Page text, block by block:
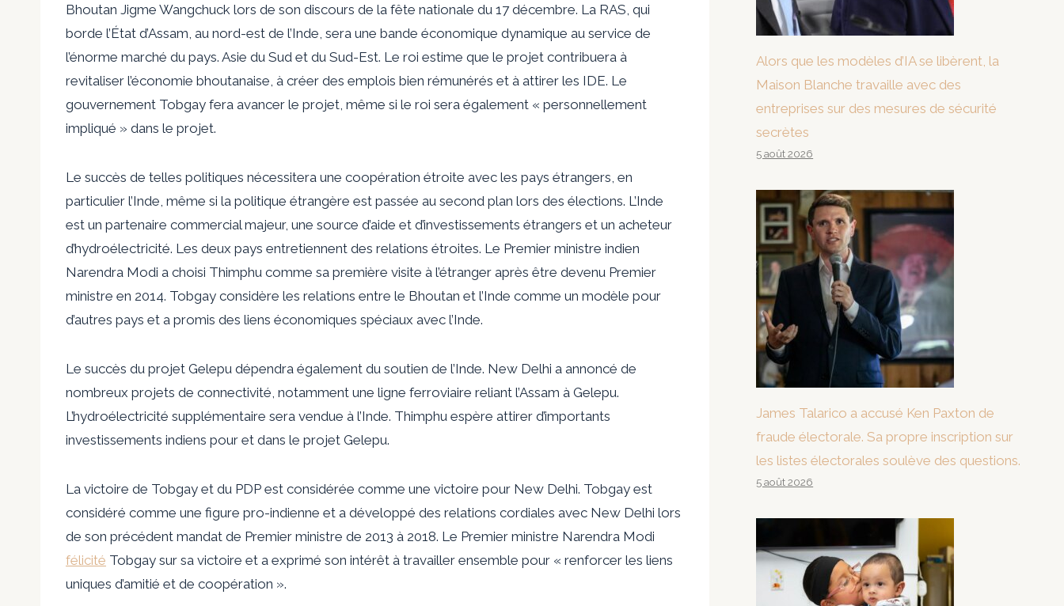
Bhoutan Jigme Wangchuck lors de son discours de la fête nationale du 17 décembre. La RAS, qui
borde l’État d’Assam, au nord-est de l’Inde, sera une bande économique dynamique au service de
l’énorme marché du pays. Asie du Sud et du Sud-Est. Le roi estime que le projet contribuera à
revitaliser l’économie bhoutanaise, à créer des emplois bien rémunérés et à attirer les IDE. Le
gouvernement Tobgay fera avancer le projet, même si le roi sera également « personnellement
impliqué » dans le projet.
Le succès de telles politiques nécessitera une coopération étroite avec les pays étrangers, en
particulier l’Inde, même si la politique étrangère est passée au second plan lors des élections. L’Inde
est un partenaire commercial majeur, une source d’aide et d’investissements étrangers et un acheteur
d’hydroélectricité. Les deux pays entretiennent des relations étroites. Le Premier ministre indien
Narendra Modi a choisi Thimphu comme sa première visite à l’étranger après être devenu Premier
ministre en 2014. Tobgay considère les relations entre le Bhoutan et l’Inde comme un modèle pour
d’autres pays et a promis des liens économiques spéciaux avec l’Inde.
Le succès du projet Gelepu dépendra également du soutien de l’Inde. New Delhi a annoncé de
nombreux projets de connectivité, notamment une ligne ferroviaire reliant l’Assam à Gelepu.
L’hydroélectricité supplémentaire sera vendue à l’Inde. Thimphu espère attirer d’importants
investissements indiens pour et dans le projet Gelepu.
La victoire de Tobgay et du PDP est considérée comme une victoire pour New Delhi. Tobgay est
considéré comme une figure pro-indienne et a développé des relations cordiales avec New Delhi lors
de son précédent mandat de Premier ministre de 2013 à 2018. Le Premier ministre Narendra Modi
félicité Tobgay sur sa victoire et a exprimé son intérêt à travailler ensemble pour « renforcer les liens
uniques d’amitié et de coopération ».
Alors que les modèles d’IA se libèrent, la
Maison Blanche travaille avec des
entreprises sur des mesures de sécurité
secrètes
5 août 2026
James Talarico a accusé Ken Paxton de
fraude électorale. Sa propre inscription sur
les listes électorales soulève des questions.
5 août 2026